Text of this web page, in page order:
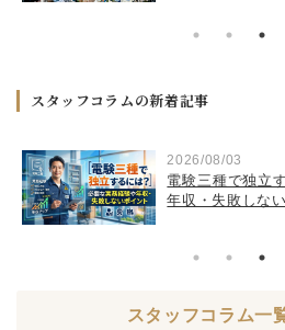
スタッフコラムの新着記事
2026/08/03
電験三種で独立
年収・失敗しな
スタッフコラム一